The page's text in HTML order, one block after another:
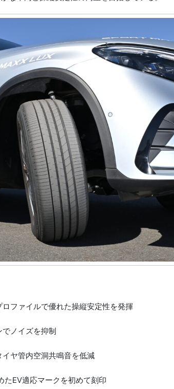
ファイルで優れた操縦安定性を発揮
ノイズを抑制
ヤ管内空洞共鳴音を低減
EV適応マークを初めて刻印